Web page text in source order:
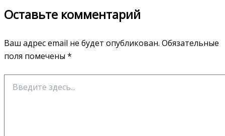
Оставьте комментарий
Ваш адрес email не будет опубликован. Обязательные
поля помечены *
здесь...